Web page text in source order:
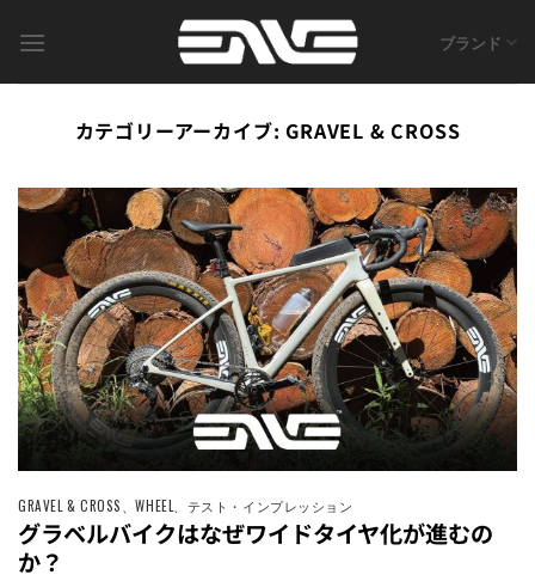
ブランド
カテゴリーアーカイブ: GRAVEL & CROSS
GRAVEL & CROSS 、WHEEL テスト・インプレッション
グラベルバイクはなぜワイドタイヤ化が進むの
か？